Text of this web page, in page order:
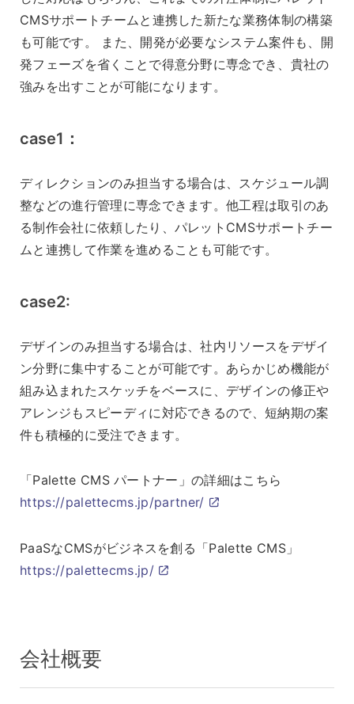
CMSサポートチームと連携した新たな業務体制の構築
も可能です。 また、開発が必要なシステム案件も、開
発フェーズを省くことで得意分野に専念でき、貴社の
強みを出すことが可能になります。
case1：
ディレクションのみ担当する場合は、スケジュール調
整などの進行管理に専念できます。他工程は取引のあ
る制作会社に依頼したり、パレットCMSサポートチー
ムと連携して作業を進めることも可能です。
case2:
デザインのみ担当する場合は、社内リソースをデザイ
ン分野に集中することが可能です。あらかじめ機能が
組み込まれたスケッチをベースに、デザインの修正や
アレンジもスピーディに対応できるので、短納期の案
件も積極的に受注できます。
「Palette CMS パートナー」の詳細はこちら
https://palettecms.jp/partner/
PaaSなCMSがビジネスを創る「Palette CMS」
https://palettecms.jp/
会社概要